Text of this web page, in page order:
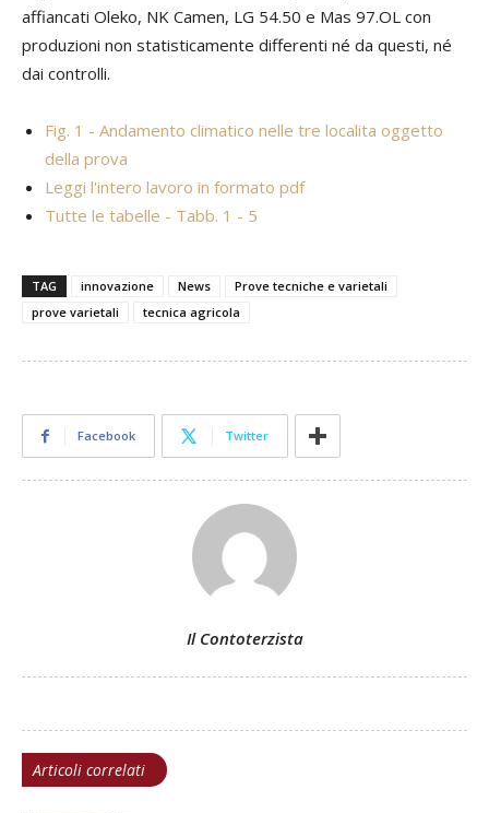
affiancati Oleko, NK Camen, LG 54.50 e Mas 97.OL con
produzioni non statisticamente differenti né da questi, né
dai controlli.
Fig. 1 - Andamento climatico nelle tre localita oggetto
della prova
Leggi l'intero lavoro in formato pdf
Tutte le tabelle - Tabb. 1 - 5
TAG innovazione News
Prove tecniche e varietali
prove varietali
tecnica agricola
Facebook Twitter
Il Contoterzista
Articoli correlati